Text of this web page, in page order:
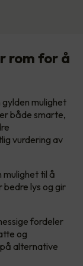
rom for å
mulighet
både smarte,
vurdering av
mulighet til å
lys og gir
fordeler
og
på alternative